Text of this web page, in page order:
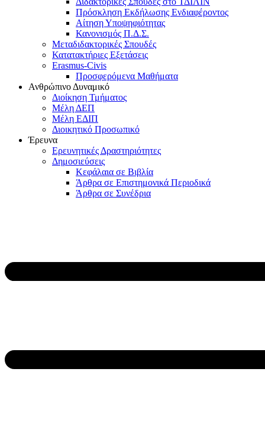
Πρόσκληση Εκδήλωσης Ενδιαφέροντος
Αίτηση Υποψηφιότητας
Κανονισμός Π.Δ.Σ.
Μεταδιδακτορικές Σπουδές
Κατατακτήριες Εξετάσεις
Erasmus-Civis
Προσφερόμενα Μαθήματα
Ανθρώπινο Δυναμικό
Διοίκηση Τμήματος
Μέλη ΔΕΠ
Μέλη ΕΔΙΠ
Διοικητικό Προσωπικό
Έρευνα
Ερευνητικές Δραστηριότητες
Δημοσιεύσεις
Κεφάλαια σε Βιβλία
Άρθρα σε Επιστημονικά Περιοδικά
Άρθρα σε Συνέδρια